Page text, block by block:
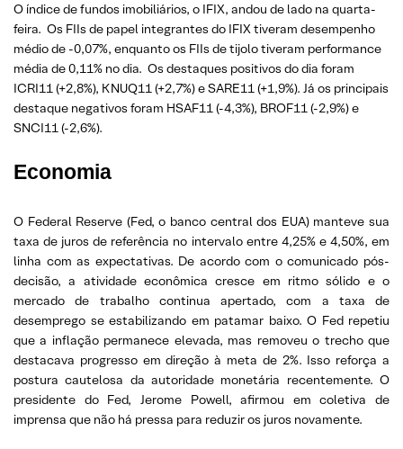
O índice de fundos imobiliários, o IFIX, andou de lado na quarta-
feira. Os FIIs de papel integrantes do IFIX tiveram desempenho
médio de -0,07%, enquanto os FIIs de tijolo tiveram performance
média de 0,11% no dia. Os destaques positivos do dia foram
ICRI11 (+2,8%), KNUQ11 (+2,7%) e SARE11 (+1,9%). Já os principais
destaque negativos foram HSAF11 (-4,3%), BROF11 (-2,9%) e
SNCI11 (-2,6%).
Economia
O Federal Reserve (Fed, o banco central dos EUA) manteve sua
taxa de juros de referência no intervalo entre 4,25% e 4,50%, em
linha com as expectativas. De acordo com o comunicado pós-
decisão, a atividade econômica cresce em ritmo sólido e o
mercado de trabalho continua apertado, com a taxa de
desemprego se estabilizando em patamar baixo. O Fed repetiu
que a inflação permanece elevada, mas removeu o trecho que
destacava progresso em direção à meta de 2%. Isso reforça a
postura cautelosa da autoridade monetária recentemente. O
presidente do Fed, Jerome Powell, afirmou em coletiva de
imprensa que não há pressa para reduzir os juros novamente.